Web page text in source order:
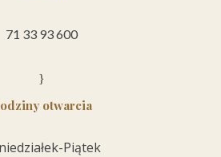
71 33 93 600
}
otwarcia
Piątek